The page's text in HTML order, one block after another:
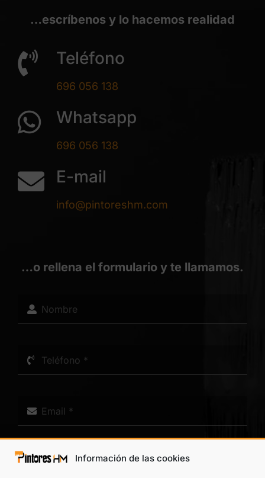
Información de las cookies
…escríbenos y lo hacemos realidad
Teléfono
696 056 138
Whatsapp
696 056 138
E-mail
info@pintoreshm.com
…o rellena el formulario y te llamamos.